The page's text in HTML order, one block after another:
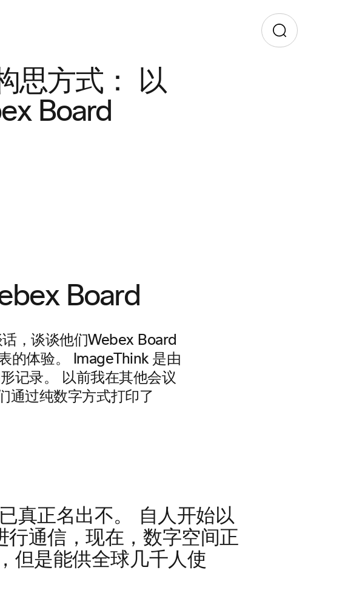
思方式： 以
Board
Board
，谈谈他们Webex Board
的体验。 ImageThink 是由
记录。 以前我在其他会议
通过纯数字方式打印了
真正名出不。 自人开始以
行通信，现在，数字空间正
但是能供全球几千人使